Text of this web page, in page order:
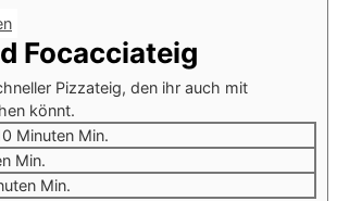
Focacciateig
Pizzateig, den ihr auch mit
könnt.
Minuten Min.
Min.
Min.